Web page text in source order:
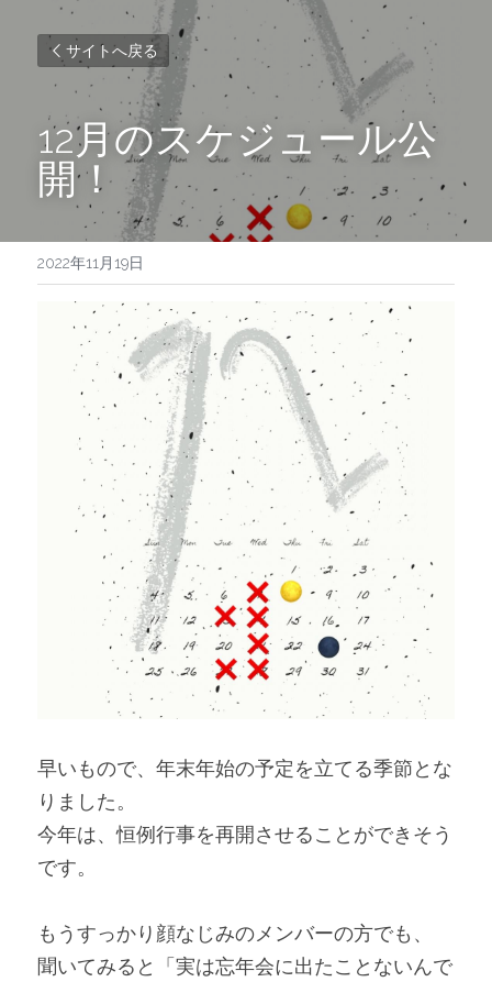
サイトへ戻る
12月のスケジュール公
開！
2022年11月19日
早いもので、年末年始の予定を立てる季節とな
りました。
今年は、恒例行事を再開させることができそう
です。
もうすっかり顔なじみのメンバーの方でも、
聞いてみると「実は忘年会に出たことないんで